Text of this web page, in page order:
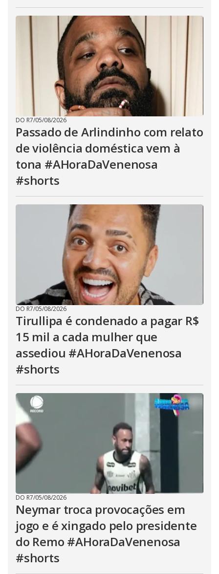
DO R7/05/08/2026
Passado de Arlindinho com relato
de violência doméstica vem à
tona #AHoraDaVenenosa
#shorts
DO R7/05/08/2026
Tirullipa é condenado a pagar R$
15 mil a cada mulher que
assediou #AHoraDaVenenosa
#shorts
DO R7/05/08/2026
Neymar troca provocações em
jogo e é xingado pelo presidente
do Remo #AHoraDaVenenosa
#shorts